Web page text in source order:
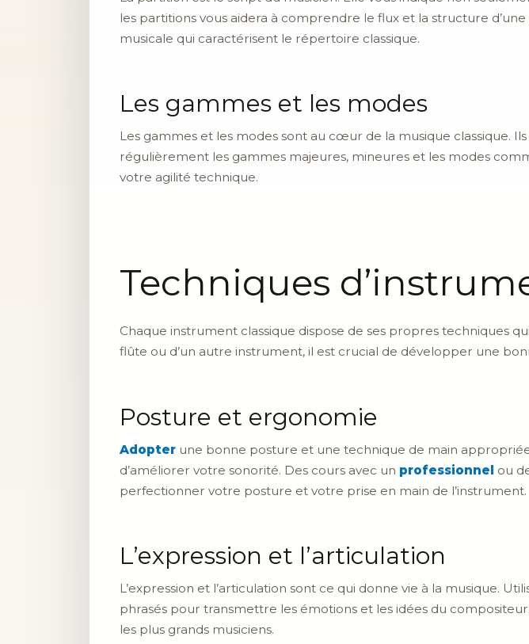
les partitions vous aidera à comprendre le flux et la structure
musicale qui caractérisent le répertoire classique.
Les gammes et les modes
Les gammes et les modes sont au cœur de la musique classique.
régulièrement les gammes majeures, mineures et les modes
votre agilité technique.
Techniques
Chaque instrument classique dispose de ses propres techniques
flûte ou d’un autre instrument, il est crucial de développer une
Posture et ergonomie
Adopter une bonne posture et une technique de main
d’améliorer votre sonorité. Des cours avec un professionnel ou
perfectionner votre posture et votre prise en main de l’instrument.
L’expression et l’articulation
L’expression et l’articulation sont ce qui donne vie à la musique.
phrasés pour transmettre les émotions et les idées du
les plus grands musiciens.